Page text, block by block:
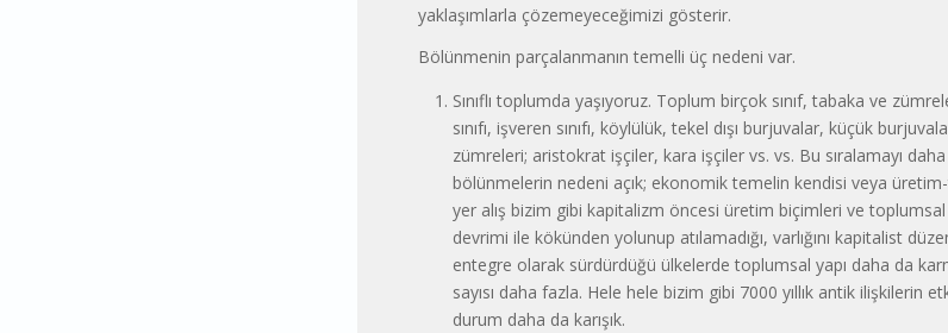
yaklaşımlarla çözemeyeceğimizi gösterir.
Bölünmenin parçalanmanın temelli üç nedeni var.
Sınıflı toplumda yaşıyoruz. Toplum birçok sınıf, tabaka ve
sınıfı, işveren sınıfı, köylülük, tekel dışı burjuvalar, küçük
zümreleri; aristokrat işçiler, kara işçiler vs. vs. Bu sıralamayı
bölünmelerin nedeni açık; ekonomik temelin kendisi veya
yer alış bizim gibi kapitalizm öncesi üretim biçimleri ve toplumsal
devrimi ile kökünden yolunup atılamadığı, varlığını kapitalist
entegre olarak sürdürdüğü ülkelerde toplumsal yapı daha da
sayısı daha fazla. Hele hele bizim gibi 7000 yıllık antik ilişkilerin
durum daha da karışık.